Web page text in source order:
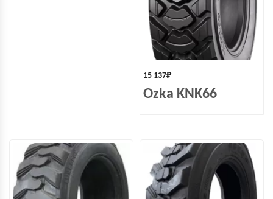
15 137₽
Ozka KNK66